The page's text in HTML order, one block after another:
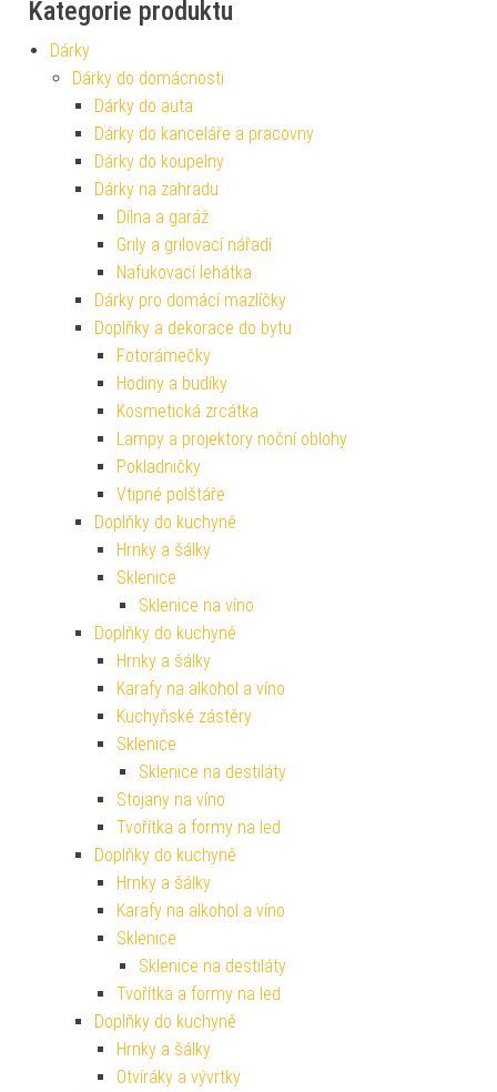
Kategorie produktu
Dárky
Dárky do domácnosti
Dárky do auta
Dárky do kanceláře a pracovny
Dárky do koupelny
Dárky na zahradu
Dílna a garáž
Grily a grilovací nářadí
Nafukovací lehátka
Dárky pro domácí mazlíčky
Doplňky a dekorace do bytu
Fotorámečky
Hodiny a budíky
Kosmetická zrcátka
Lampy a projektory noční oblohy
Pokladničky
Vtipné polštáře
Doplňky do kuchyně
Hrnky a šálky
Sklenice
Sklenice na víno
Doplňky do kuchyně
Hrnky a šálky
Karafy na alkohol a víno
Kuchyňské zástěry
Sklenice
Sklenice na destiláty
Stojany na víno
Tvořítka a formy na led
Doplňky do kuchyně
Hrnky a šálky
Karafy na alkohol a víno
Sklenice
Sklenice na destiláty
Tvořítka a formy na led
Doplňky do kuchyně
Hrnky a šálky
Otvíráky a vývrtky